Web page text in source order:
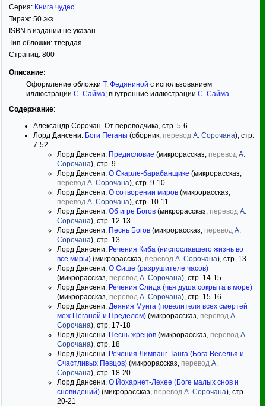
Серия: Книга чудес
Тираж: 50 экз.
ISBN в издании не указан
Тип обложки: твёрдая
Страниц: 800
Описание:
Оформление обложки Т. Федяниной с использованием
иллюстрации С. Сайма; внутренние иллюстрации С. Сайма.
Содержание:
Александр Сорочан. От переводчика, стр. 5-6
Лорд Дансени. Боги Пеганы (сборник, перевод А. Сорочана), стр.
7-52
Лорд Дансени. Предисловие (микрорассказ, перевод А.
Сорочана), стр. 9
Лорд Дансени. О Скарле-барабанщике (микрорассказ,
перевод А. Сорочана), стр. 9-10
Лорд Дансени. О сотворении миров (микрорассказ,
перевод А. Сорочана), стр. 10-11
Лорд Дансени. Об игре Богов (микрорассказ, перевод А.
Сорочана), стр. 12-13
Лорд Дансени. Песнь Богов (микрорассказ, перевод А.
Сорочана), стр. 13
Лорд Дансени. Речения Киба (ниспославшего жизнь во
все миры) (микрорассказ, перевод А. Сорочана), стр. 13
Лорд Дансени. О Сише (разрушителе часов)
(микрорассказ, перевод А. Сорочана), стр. 14-15
Лорд Дансени. Речения Слида (чья душа сокрыта в море)
(микрорассказ, перевод А. Сорочана), стр. 15-16
Лорд Дансени. Деяния Мунга (повелителя всех смертей
меж Пеганой и Пределом) (микрорассказ, перевод А.
Сорочана), стр. 17-18
Лорд Дансени. Песнь жрецов (микрорассказ, перевод А.
Сорочана), стр. 18
Лорд Дансени. Речения Лимпанг-Танга (Бога Веселья и
Счастливых Певцов) (микрорассказ, перевод А.
Сорочана), стр. 18-20
Лорд Дансени. О Йохарнет-Лехее (Боге малых снов и
сновидений) (микрорассказ, перевод А. Сорочана), стр.
20-21